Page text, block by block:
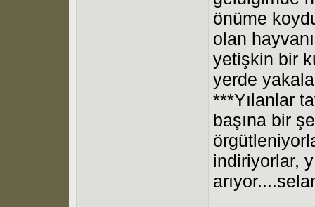
önüme
olan
yetişkin bir
yerde
***Yılanlar
başına bir
indiriyorlar,